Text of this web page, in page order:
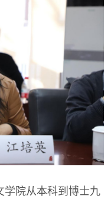
学院从本科到博士九